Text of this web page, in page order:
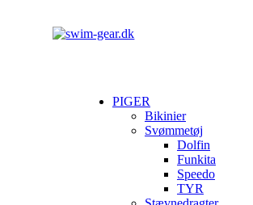
PIGER
Bikinier
Svømmetøj
Dolfin
Funkita
Speedo
TYR